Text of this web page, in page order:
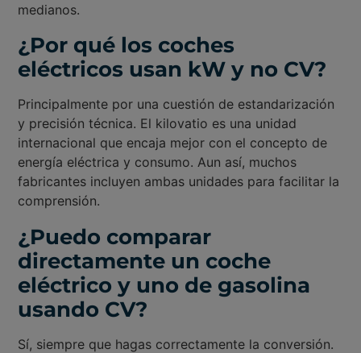
medianos.
¿Por qué los coches
eléctricos usan kW y no CV?
Principalmente por una cuestión de estandarización
y precisión técnica. El kilovatio es una unidad
internacional que encaja mejor con el concepto de
energía eléctrica y consumo. Aun así, muchos
fabricantes incluyen ambas unidades para facilitar la
comprensión.
¿Puedo comparar
directamente un coche
eléctrico y uno de gasolina
usando CV?
Sí, siempre que hagas correctamente la conversión.